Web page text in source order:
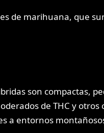
de marihuana, que
son compactas,
de THC y
a entornos